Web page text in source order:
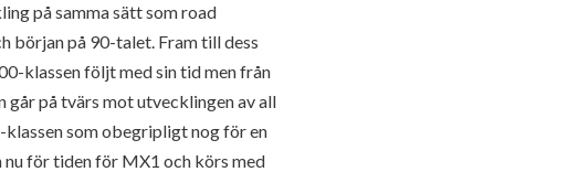
på samma sätt som road
början på 90-talet. Fram till dess
klassen följt med sin tid men från
går på tvärs mot utvecklingen av all
som obegripligt nog för en
nu för tiden för MX1 och körs med